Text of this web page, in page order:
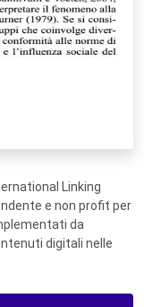
Linking
e non profit per
da
digitali nelle